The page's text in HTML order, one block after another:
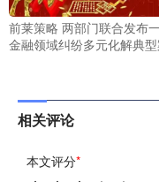
前莱策略 两部门联合发布
金融领域纠纷多元化解典
相关评论
本文评分*